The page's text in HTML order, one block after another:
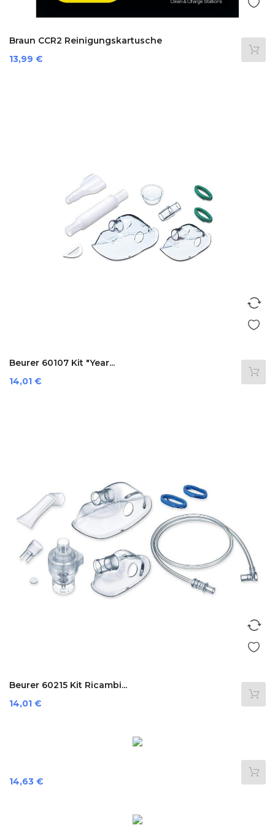
Braun CCR2 Reinigungskartusche
Preis
13,99 €
Beurer 60107 Kit "year...
Preis
14,01 €
Beurer 60215 Kit Ricambi...
Preis
14,01 €
Preis
14,63 €